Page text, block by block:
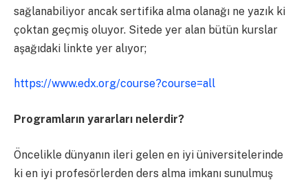
sağlanabiliyor ancak sertifika alma olanağı ne yazık ki
çoktan geçmiş oluyor. Sitede yer alan bütün kurslar
aşağıdaki linkte yer alıyor;
https://www.edx.org/course?course=all
Programların yararları nelerdir?
Öncelikle dünyanın ileri gelen en iyi üniversitelerinde
ki en iyi profesörlerden ders alma imkanı sunulmuş